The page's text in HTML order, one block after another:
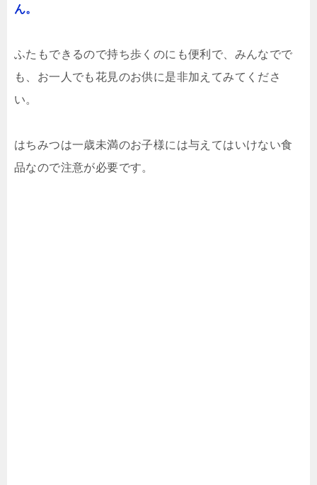
ん。
ふたもできるので持ち歩くのにも便利で、みんなでで
も、お一人でも花見のお供に是非加えてみてくださ
い。
はちみつは一歳未満のお子様には与えてはいけない食
品なので注意が必要です。